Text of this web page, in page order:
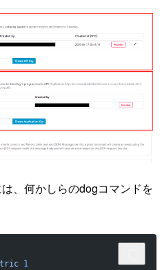
、何かしらのdogコマンドを
1